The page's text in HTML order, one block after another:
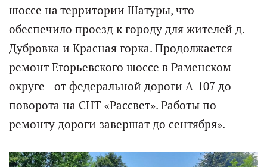
шоссе на территории Шатуры, что
обеспечило проезд к городу для жителей д.
Дубровка и Красная горка. Продолжается
ремонт Егорьевского шоссе в Раменском
округе - от федеральной дороги А-107 до
поворота на СНТ «Рассвет». Работы по
ремонту дороги завершат до сентября».